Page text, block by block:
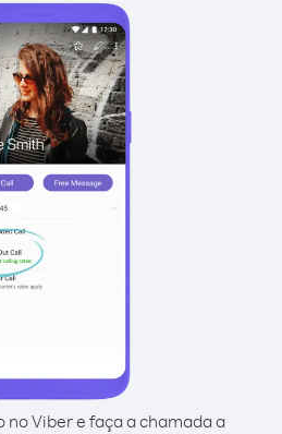
no Viber e faça a chamada a